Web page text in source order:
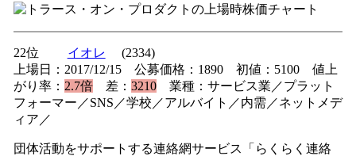
22位 イオレ
(2334)
上場日：2017/12/15 公募価格：1890 初値：5100 値上
がり率： 2.7倍差： 3210業種：サービス業／プラット
フォーマー／SNS／学校／アルバイト／内需／ネットメデ
ィア／
団体活動をサポートする連絡網サービス「らくらく連絡